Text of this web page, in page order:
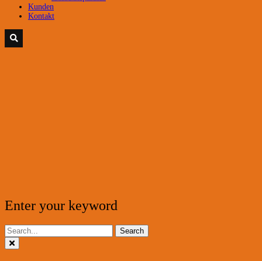
Kunden
Kontakt
Enter your keyword
Search